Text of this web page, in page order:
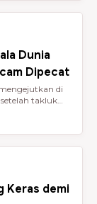
Dunia
Dipecat
di
takluk
Keras demi